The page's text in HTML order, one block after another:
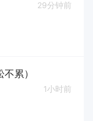
29分钟前
累）
1小时前